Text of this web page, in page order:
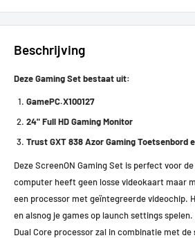
Beschrijving
Deze Gaming Set bestaat uit:
GamePC.X100127
24" Full HDGaming Monitor
Trust GXT 838 Azor Gaming Toetsenbord
Deze ScreenON Gaming Set is perfect voor
computer heeft geen losse videokaart maar
een processor met geïntegreerde videochip.
en alsnog je games op launch settings
Dual Core processor zal in combinatie met de